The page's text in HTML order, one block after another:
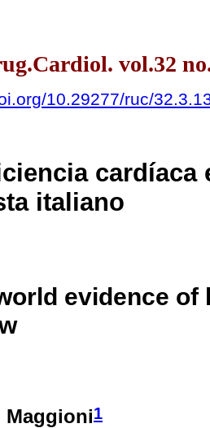
vol.32
10.29277/ruc/
cardíaca
italiano
evidence
Maggioni1